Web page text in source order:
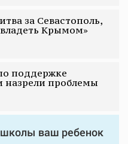
за Севастополь,
Крымом»
поддержке
назрели проблемы
ваш ребенок